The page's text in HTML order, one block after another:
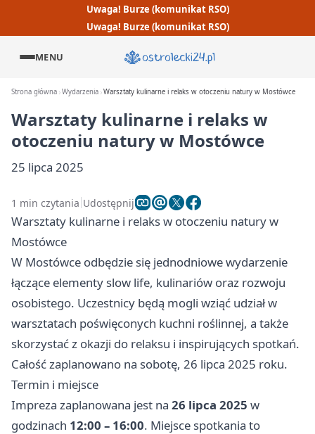
Uwaga! Burze (komunikat RSO)
Uwaga! Burze (komunikat RSO)
MENU
Strona główna Wydarzenia Warsztaty kulinarne i relaks w otoczeniu natury w Mostówce
Warsztaty kulinarne i relaks w
otoczeniu natury w Mostówce
25 lipca 2025
1 min czytania Udostępnij
Warsztaty kulinarne i relaks w otoczeniu natury w
Mostówce
W Mostówce odbędzie się jednodniowe wydarzenie
łączące elementy slow life, kulinariów oraz rozwoju
osobistego. Uczestnicy będą mogli wziąć udział w
warsztatach poświęconych kuchni roślinnej, a także
skorzystać z okazji do relaksu i inspirujących spotkań.
Całość zaplanowano na sobotę, 26 lipca 2025 roku.
Termin i miejsce
Impreza zaplanowana jest na 26 lipca 2025 w
godzinach 12:00 – 16:00. Miejsce spotkania to